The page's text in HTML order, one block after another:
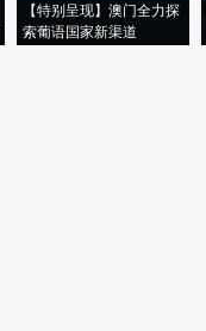
【特别呈现】澳门全力探
索葡语国家新渠道